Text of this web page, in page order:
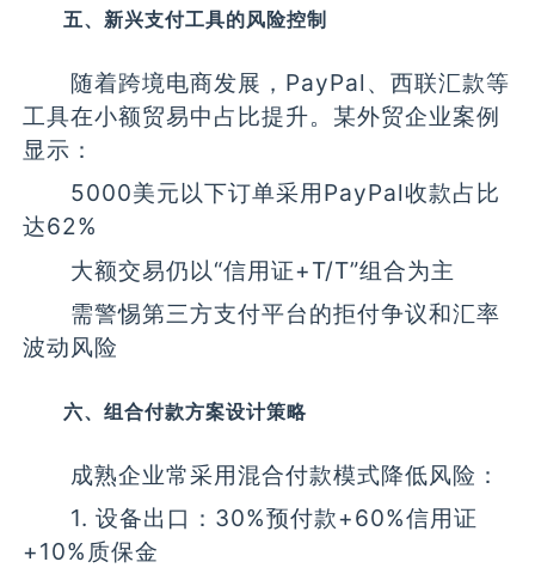
五、新兴支付工具的风险控制
随着跨境电商发展，PayPal、西联汇款等
工具在小额贸易中占比提升。某外贸企业案例
显示：
5000美元以下订单采用PayPal收款占比
达62%
大额交易仍以“信用证+T/T”组合为主
需警惕第三方支付平台的拒付争议和汇率
波动风险
六、组合付款方案设计策略
成熟企业常采用混合付款模式降低风险：
1. 设备出口：30%预付款+60%信用证
+10%质保金